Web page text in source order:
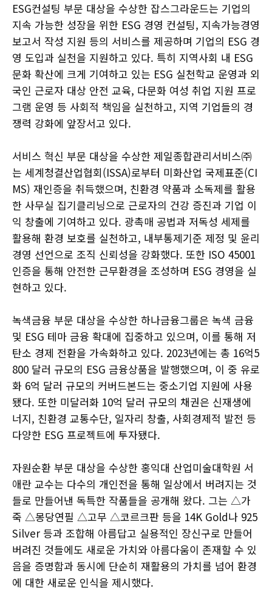
ESG컨설팅 부문 대상을 수상한 잡스그라운드는 기업의
지속 가능한 성장을 위한 ESG 경영 컨설팅, 지속가능경영
보고서 작성 지원 등의 서비스를 제공하며 기업의 ESG 경
영 도입과 실천을 지원하고 있다. 특히 지역사회 내 ESG
문화 확산에 크게 기여하고 있는 ESG 실천학교 운영과 외
국인 근로자 대상 안전 교육, 다문화 여성 취업 지원 프로
그램 운영 등 사회적 책임을 실천하고, 지역 기업들의 경
쟁력 강화에 앞장서고 있다.
서비스 혁신 부문 대상을 수상한 제일종합관리서비스㈜
는 세계청결산업협회(ISSA)로부터 미화산업 국제표준(CI
MS) 재인증을 취득했으며, 친환경 약품과 소독제를 활용
한 사무실 집기클리닝으로 근로자의 건강 증진과 기업 이
익 창출에 기여하고 있다. 광촉매 공법과 저독성 세제를
활용해 환경 보호를 실천하고, 내부통제기준 제정 및 윤리
경영 선언으로 조직 신뢰성을 강화했다. 또한 ISO 45001
인증을 통해 안전한 근무환경을 조성하며 ESG 경영을 실
현하고 있다.
녹색금융 부문 대상을 수상한 하나금융그룹은 녹색 금융
및 ESG 테마 금융 확대에 집중하고 있으며, 이를 통해 저
탄소 경제 전환을 가속화하고 있다. 2023년에는 총 16억5
800 달러 규모의 ESG 금융상품을 발행했으며, 이 중 유로
화 6억 달러 규모의 커버드본드는 중소기업 지원에 사용
됐다. 또한 미달러화 10억 달러 규모의 채권은 신재생에
너지, 친환경 교통수단, 일자리 창출, 사회경제적 발전 등
다양한 ESG 프로젝트에 투자됐다.
자원순환 부문 대상을 수상한 홍익대 산업미술대학원 서
애란 교수는 다수의 개인전을 통해 일상에서 버려지는 것
들로 만들어낸 독특한 작품들을 공개해 왔다. 그는 △가
죽 △몽당연필 △고무 △코르크판 등을 14K Gold나 925
Silver 등과 조합해 아름답고 실용적인 장신구로 만들어
버려진 것들에도 새로운 가치와 아름다움이 존재할 수 있
음을 증명함과 동시에 단순히 재활용의 가치를 넘어 환경
에 대한 새로운 인식을 제시했다.